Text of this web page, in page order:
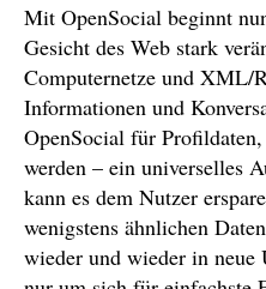
Mit OpenSocial beginnt
Gesicht des Web stark
Computernetze und XML/
Informationen und
OpenSocial für
werden – ein universelles
kann es dem Nutzer
wenigstens ähnlichen
wieder und wieder in neue